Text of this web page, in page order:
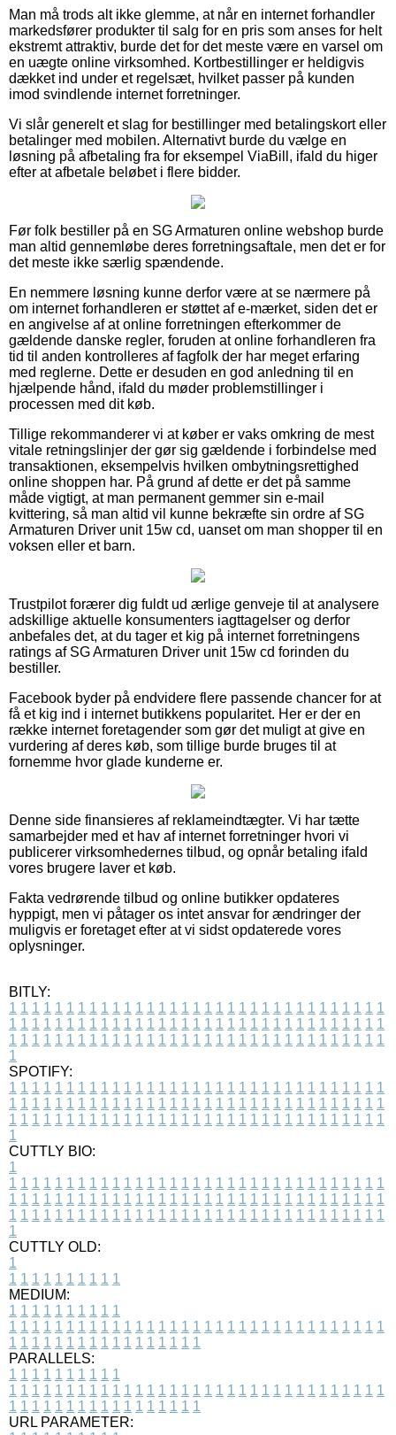
Man må trods alt ikke glemme, at når en internet forhandler
markedsfører produkter til salg for en pris som anses for helt
ekstremt attraktiv, burde det for det meste være en varsel om
en uægte online virksomhed. Kortbestillinger er heldigvis
dækket ind under et regelsæt, hvilket passer på kunden
imod svindlende internet forretninger.
Vi slår generelt et slag for bestillinger med betalingskort eller
betalinger med mobilen. Alternativt burde du vælge en
løsning på afbetaling fra for eksempel ViaBill, ifald du higer
efter at afbetale beløbet i flere bidder.
Før folk bestiller på en SG Armaturen online webshop burde
man altid gennemløbe deres forretningsaftale, men det er for
det meste ikke særlig spændende.
En nemmere løsning kunne derfor være at se nærmere på
om internet forhandleren er støttet af e-mærket, siden det er
en angivelse af at online forretningen efterkommer de
gældende danske regler, foruden at online forhandleren fra
tid til anden kontrolleres af fagfolk der har meget erfaring
med reglerne. Dette er desuden en god anledning til en
hjælpende hånd, ifald du møder problemstillinger i
processen med dit køb.
Tillige rekommanderer vi at køber er vaks omkring de mest
vitale retningslinjer der gør sig gældende i forbindelse med
transaktionen, eksempelvis hvilken ombytningsrettighed
online shoppen har. På grund af dette er det på samme
måde vigtigt, at man permanent gemmer sin e-mail
kvittering, så man altid vil kunne bekræfte sin ordre af SG
Armaturen Driver unit 15w cd, uanset om man shopper til en
voksen eller et barn.
Trustpilot forærer dig fuldt ud ærlige genveje til at analysere
adskillige aktuelle konsumenters iagttagelser og derfor
anbefales det, at du tager et kig på internet forretningens
ratings af SG Armaturen Driver unit 15w cd forinden du
bestiller.
Facebook byder på endvidere flere passende chancer for at
få et kig ind i internet butikkens popularitet. Her er der en
række internet foretagender som gør det muligt at give en
vurdering af deres køb, som tillige burde bruges til at
fornemme hvor glade kunderne er.
Denne side finansieres af reklameindtægter. Vi har tætte
samarbejder med et hav af internet forretninger hvori vi
publicerer virksomhedernes tilbud, og opnår betaling ifald
vores brugere laver et køb.
Fakta vedrørende tilbud og online butikker opdateres
hyppigt, men vi påtager os intet ansvar for ændringer der
muligvis er foretaget efter at vi sidst opdaterede vores
oplysninger.
BITLY:
1 1 1 1 1 1 1 1 1 1 1 1 1 1 1 1 1 1 1 1 1 1 1 1 1 1 1 1 1 1 1 1 1
1 1 1 1 1 1 1 1 1 1 1 1 1 1 1 1 1 1 1 1 1 1 1 1 1 1 1 1 1 1 1 1 1
1 1 1 1 1 1 1 1 1 1 1 1 1 1 1 1 1 1 1 1 1 1 1 1 1 1 1 1 1 1 1 1 1
1
SPOTIFY:
1 1 1 1 1 1 1 1 1 1 1 1 1 1 1 1 1 1 1 1 1 1 1 1 1 1 1 1 1 1 1 1 1
1 1 1 1 1 1 1 1 1 1 1 1 1 1 1 1 1 1 1 1 1 1 1 1 1 1 1 1 1 1 1 1 1
1 1 1 1 1 1 1 1 1 1 1 1 1 1 1 1 1 1 1 1 1 1 1 1 1 1 1 1 1 1 1 1 1
1
CUTTLY BIO:
1
1 1 1 1 1 1 1 1 1 1 1 1 1 1 1 1 1 1 1 1 1 1 1 1 1 1 1 1 1 1 1 1 1
1 1 1 1 1 1 1 1 1 1 1 1 1 1 1 1 1 1 1 1 1 1 1 1 1 1 1 1 1 1 1 1 1
1 1 1 1 1 1 1 1 1 1 1 1 1 1 1 1 1 1 1 1 1 1 1 1 1 1 1 1 1 1 1 1 1
1
CUTTLY OLD:
1
1 1 1 1 1 1 1 1 1 1
MEDIUM:
1 1 1 1 1 1 1 1 1 1
1 1 1 1 1 1 1 1 1 1 1 1 1 1 1 1 1 1 1 1 1 1 1 1 1 1 1 1 1 1 1 1 1
1 1 1 1 1 1 1 1 1 1 1 1 1 1 1 1 1
PARALLELS:
1 1 1 1 1 1 1 1 1 1
1 1 1 1 1 1 1 1 1 1 1 1 1 1 1 1 1 1 1 1 1 1 1 1 1 1 1 1 1 1 1 1 1
1 1 1 1 1 1 1 1 1 1 1 1 1 1 1 1 1
URL PARAMETER: